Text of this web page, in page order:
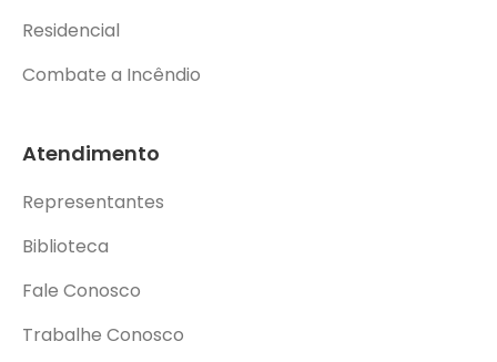
Residencial
Combate a Incêndio
Atendimento
Representantes
Biblioteca
Fale Conosco
Trabalhe Conosco